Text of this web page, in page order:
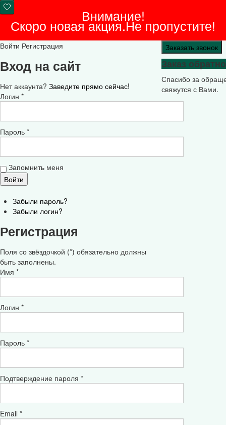
Внимание!
Скоро новая акция.Не пропустите!
Войти Регистрация
Вход на сайт
Нет аккаунта? Заведите прямо сейчас!
Логин *
Пароль *
Запомнить меня
Забыли пароль?
Забыли логин?
Регистрация
Поля со звёздочкой (*) обязательно должны
быть заполнены.
Имя *
Логин *
Пароль *
Подтверждение пароля *
Email *
Заказать звонок
Заказ
Спасибо за
свяжутся с Вами.